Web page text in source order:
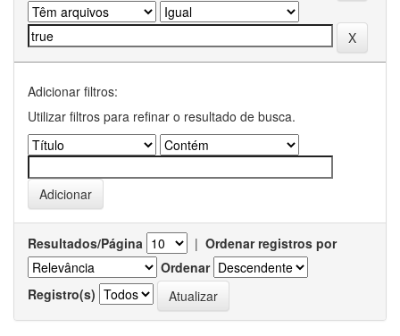
Adicionar filtros:
Utilizar filtros para refinar o resultado de busca.
Resultados/Página | Ordenar registros por
Ordenar
Registro(s)